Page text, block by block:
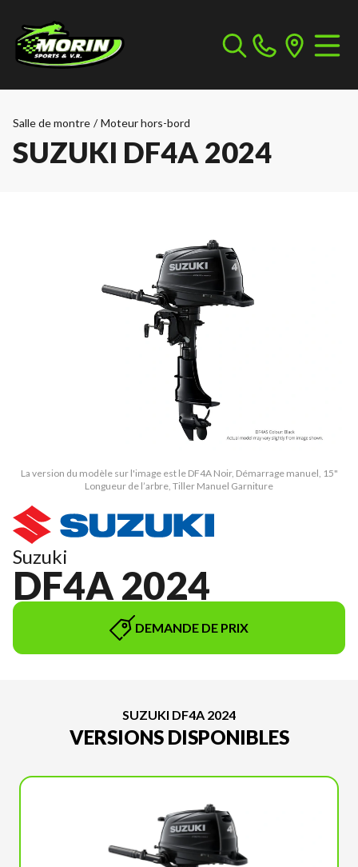
Salle de montre / Moteur hors-bord
SUZUKI DF4A 2024
La version du modèle sur l'image est le DF4A Noir, Démarrage manuel, 15"
Longueur de l’arbre, Tiller Manuel Garniture
Suzuki
DF4A 2024
DEMANDE DE PRIX
SUZUKI DF4A 2024
VERSIONS DISPONIBLES